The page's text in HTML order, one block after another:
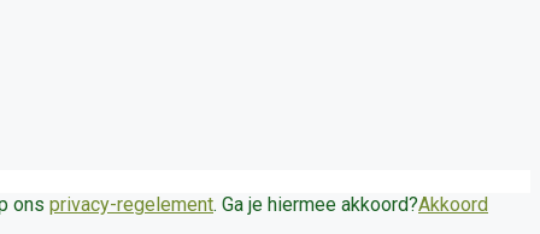
ons privacy-regelement. Ga je hiermee akkoord?Akkoord